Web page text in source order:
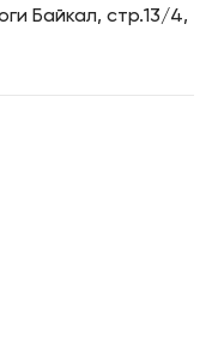
Байкал, стр.13/4,